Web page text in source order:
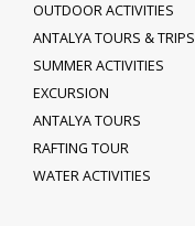
OUTDOOR ACTIVITIES
ANTALYA TOURS & TRIPS
SUMMER ACTIVITIES
EXCURSION
ANTALYA TOURS
RAFTING TOUR
WATER ACTIVITIES